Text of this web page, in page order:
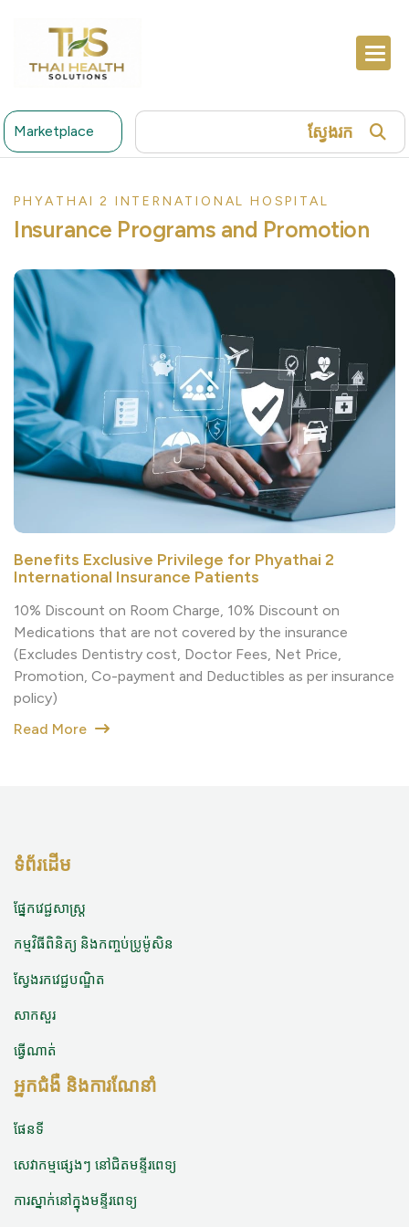
Marketplace ស្វែងរក
PHYATHAI 2 INTERNATIONAL HOSPITAL
Insurance Programs and Promotion
Benefits Exclusive Privilege for Phyathai 2
International Insurance Patients
10% Discount on Room Charge, 10% Discount on
Medications that are not covered by the insurance
(Excludes Dentistry cost, Doctor Fees, Net Price,
Promotion, Co-payment and Deductibles as per insurance
policy)
Read More
ទំព័រដើម
ផ្នែកវេជ្ជសាស្ត្រ
កម្មវិធីពិនិត្យ និងកញ្ចប់ប្រូម៉ូសិន
ស្វែងរកវេជ្ជបណ្ឌិត
សាកសួរ
ធ្វើណាត់
អ្នកជំងឺ និងការណែនាំ
ផែនទី
សេវាកម្មផ្សេងៗ នៅជិតមន្ទីរពេទ្យ
ការស្នាក់នៅក្នុងមន្ទីរពេទ្យ